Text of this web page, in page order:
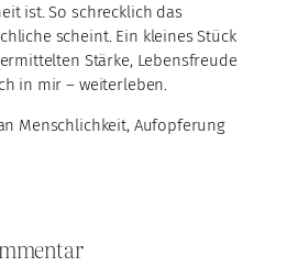
ist. So schrecklich das
scheint. Ein kleines Stück
Stärke, Lebensfreude
in mir – weiterleben.
Menschlichkeit, Aufopferung